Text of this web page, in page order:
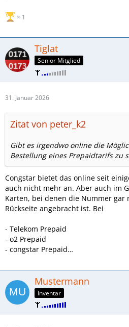
1
Tiglat
Senior Mitglied
31. Januar 2026
Zitat von peter_k2
Gibt es irgendwo online die
Bestellung eines Prepaidtarifs zu
Congstar bietet das online seit
auch nicht mehr an. Aber auch im
Karten, bei denen die Nummer
Rückseite angebracht ist. Bei
- Telekom Prepaid
- o2 Prepaid
- congstar Prepaid…
Mustermann
Inventar